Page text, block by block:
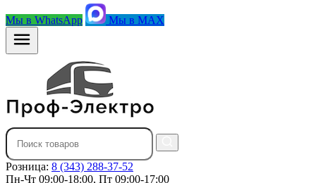
Мы в WhatsApp Мы в MAX
Розница: 8 (343) 288-37-52
Пн-Чт 09:00-18:00, Пт 09:00-17:00